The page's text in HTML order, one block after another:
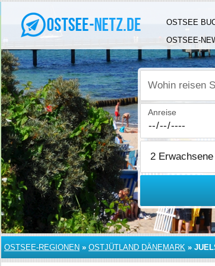
OSTSEE
OSTSEE-
Wohin reisen
Anreise
OSTSEE-REGIONEN » OSTJÜTLAND DÄNEMARK »